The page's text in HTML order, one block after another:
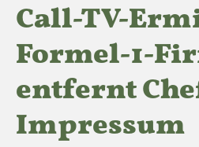
Call-TV-
Formel-1-
entfernt
Impressum